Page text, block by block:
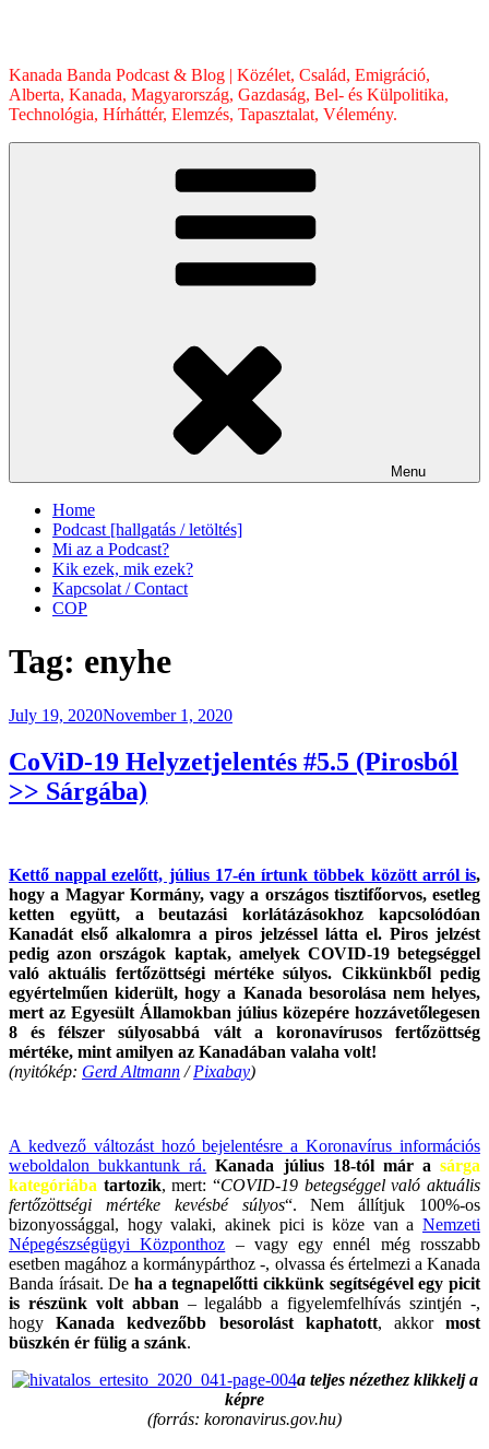
Kanada Banda Podcast & Blog | Közélet, Család, Emigráció,
Alberta, Kanada, Magyarország, Gazdaság, Bel- és Külpolitika,
Technológia, Hírháttér, Elemzés, Tapasztalat, Vélemény.
Menu
Home
Podcast [hallgatás / letöltés]
Mi az a Podcast?
Kik ezek, mik ezek?
Kapcsolat / Contact
COP
Tag: enyhe
Posted
July 19, 2020November 1, 2020
CoViD-19 Helyzetjelentés #5.5 (Pirosból
>> Sárgába)
Kettő nappal ezelőtt, július 17-én írtunk többek között arról is,
hogy a Magyar Kormány, vagy a országos tisztifőorvos, esetleg
ketten együtt, a beutazási korlátázásokhoz kapcsolódóan
Kanadát első alkalomra a piros jelzéssel látta el. Piros jelzést
pedig azon országok kaptak, amelyek COVID-19 betegséggel
való aktuális fertőzöttségi mértéke súlyos. Cikkünkből pedig
egyértelműen kiderült, hogy a Kanada besorolása nem helyes,
mert az Egyesült Államokban július közepére hozzávetőlegesen
8 és félszer súlyosabbá vált a koronavírusos fertőzöttség
mértéke, mint amilyen az Kanadában valaha volt!
(nyitókép: Gerd Altmann /Pixabay)
A kedvező változást hozó bejelentésre a Koronavírus információs
weboldalon bukkantunk rá. Kanada július 18-tól már a sárga
kategóriába tartozik, mert: “COVID-19 betegséggel való aktuális
fertőzöttségi mértéke kevésbé súlyos“. Nem állítjuk 100%-os
bizonyossággal, hogy valaki, akinek pici is köze van a Nemzeti
Népegészségügyi Központhoz – vagy egy ennél még rosszabb
esetben magához a kormánypárthoz -, olvassa és értelmezi a Kanada
Banda írásait. De ha a tegnapelőtti cikkünk segítségével egy picit
is részünk volt abban – legalább a figyelemfelhívás szintjén -,
hogyKanada kedvezőbb besorolást kaphatott, akkormost
büszkén ér fülig a szánk.
a teljes nézethez klikkelj a
képre
(forrás: koronavirus.gov.hu)